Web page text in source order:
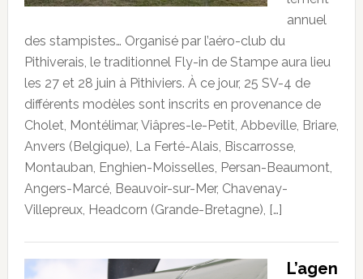
annuel
des stampistes… Organisé par l’aéro-club du
Pithiverais, le traditionnel Fly-in de Stampe aura lieu
les 27 et 28 juin à Pithiviers. À ce jour, 25 SV-4 de
différents modèles sont inscrits en provenance de
Cholet, Montélimar, Viâpres-le-Petit, Abbeville, Briare,
Anvers (Belgique), La Ferté-Alais, Biscarrosse,
Montauban, Enghien-Moisselles, Persan-Beaumont,
Angers-Marcé, Beauvoir-sur-Mer, Chavenay-
Villepreux, Headcorn (Grande-Bretagne), […]
L’agen